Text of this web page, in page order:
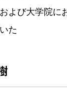
よび大学院に
た